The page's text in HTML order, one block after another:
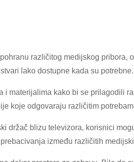
različitog medijskog
lako dostupne kada su potrebne.
materijalima kako bi se prilagodili
koje odgovaraju različitim
držač blizu televizora, korisnici
između različitih